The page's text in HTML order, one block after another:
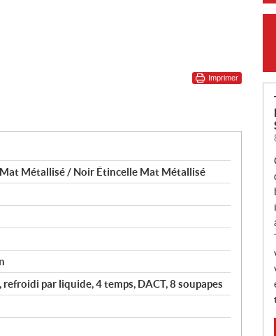
Imprimer
Métallisé / Noir Étincelle Mat Métallisé
par liquide, 4 temps, DACT, 8 soupapes